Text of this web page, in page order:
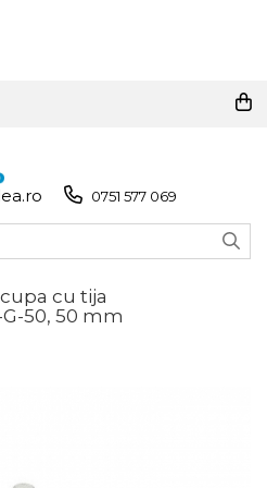
Glue
0751 577 069
cu tija
50, 50 mm